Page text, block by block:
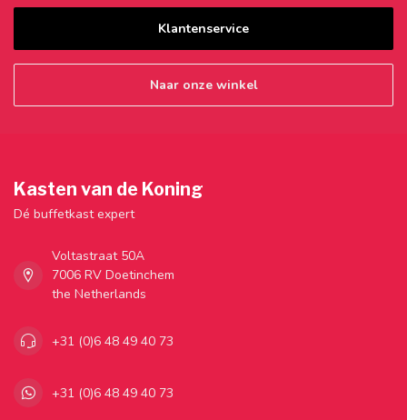
Klantenservice
Naar onze winkel
Kasten van de Koning
Dé buffetkast expert
Voltastraat 50A
7006 RV Doetinchem
the Netherlands
+31 (0)6 48 49 40 73
+31 (0)6 48 49 40 73